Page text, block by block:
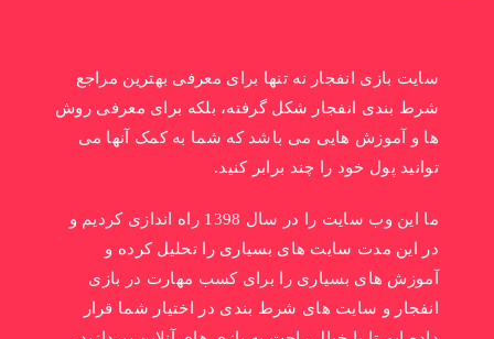
سایت بازی انفجار نه تنها برای معرفی بهترین مراجع
شرط بندی انفجار شکل گرفته، بلکه برای معرفی روش
ها و آموزش هایی می باشد که شما به کمک آنها می
توانید پول خود را چند برابر کنید.
ما این وب سایت را در سال 1398 راه اندازی کردیم و
در این مدت سایت های بسیاری را تحلیل کرده و
آموزش های بسیاری را برای کسب مهارت در بازی
انفجار و سایت های شرط بندی در اختیار شما قرار